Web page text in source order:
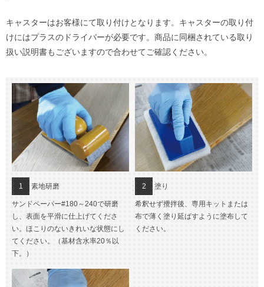
キャスターはお客様にて取り付けとなります。キャスターの取り付
けにはプラスのドライバーが必要です。商品に同梱されている取り
扱い説明書もございますので合わせてご確認ください。
1 素地研磨
サンドペーパー#180～240で研磨
し、表面を平滑に仕上げてくださ
い。ほこりのないきれいな状態にし
てください。（基材含水率20％以
下。）
2 塗り
希釈せず攪拌後、専用キットまたは
布で薄く塗り延ばすように塗布して
ください。